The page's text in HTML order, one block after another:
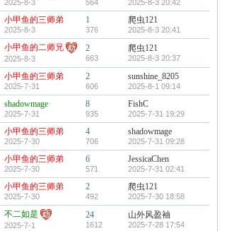
2025-8-3 564 2025-8-3 20:42
小甲鱼的三师弟
2025-8-3
1
376
爬虫121
2025-8-3 20:41
小甲鱼的二师兄
2025-8-3
2
663
爬虫121
2025-8-3 20:37
小甲鱼的三师弟
2025-7-31
2
606
sunshine_8205
2025-8-1 09:14
shadowmage
2025-7-31
8
935
FishC
2025-7-31 19:29
小甲鱼的三师弟
2025-7-30
4
706
shadowmage
2025-7-31 09:28
小甲鱼的三师弟
2025-7-30
6
571
JessicaChen
2025-7-31 02:41
小甲鱼的三师弟
2025-7-30
2
492
爬虫121
2025-7-30 18:58
不二如是
2025-7-1
24
1612
山外风盈袖
2025-7-28 17:54